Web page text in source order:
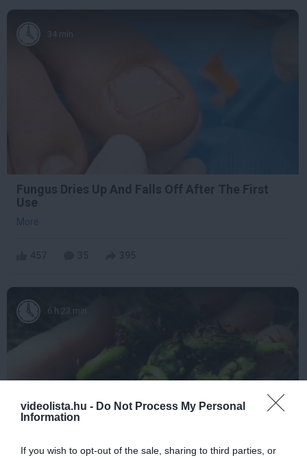
videolista.hu - Do Not Process My Personal
Information
If you wish to opt-out of the sale, sharing to third parties, or
34 min
Fungus Dries Up And Falls Off After The First
Use
More
6 h 23 min